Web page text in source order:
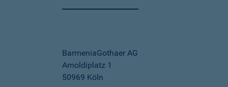
BarmeniaGothaer AG
Arnoldiplatz 1
50969 Köln